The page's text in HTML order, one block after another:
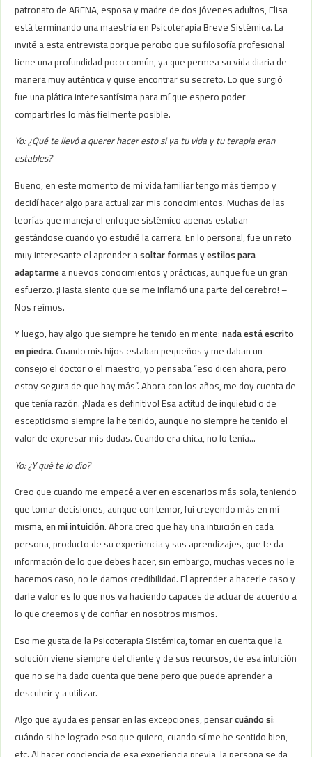
patronato de ARENA, esposa y madre de dos jóvenes adultos, Elisa
está terminando una maestría en Psicoterapia Breve Sistémica. La
invité a esta entrevista porque percibo que su filosofía profesional
tiene una profundidad poco común, ya que permea su vida diaria de
manera muy auténtica y quise encontrar su secreto. Lo que surgió
fue una plática interesantísima para mí que espero poder
compartirles lo más fielmente posible.
Yo: ¿Qué te llevó a querer hacer esto si ya tu vida y tu terapia eran
estables?
Bueno, en este momento de mi vida familiar tengo más tiempo y
decidí hacer algo para actualizar mis conocimientos. Muchas de las
teorías que maneja el enfoque sistémico apenas estaban
gestándose cuando yo estudié la carrera. En lo personal, fue un reto
muy interesante el aprender asoltar formas y estilos para
adaptarme a nuevos conocimientos y prácticas, aunque fue un gran
esfuerzo. ¡Hasta siento que se me inflamó una parte del cerebro! –
Nos reímos.
Y luego, hay algo que siempre he tenido en mente:nada está escrito
en piedra. Cuando mis hijos estaban pequeños y me daban un
consejo el doctor o el maestro, yo pensaba “eso dicen ahora, pero
estoy segura de que hay más”. Ahora con los años, me doy cuenta de
que tenía razón. ¡Nada es definitivo! Esa actitud de inquietud o de
escepticismo siempre la he tenido, aunque no siempre he tenido el
valor de expresar mis dudas. Cuando era chica, no lo tenía…
Yo: ¿Y qué te lo dio?
Creo que cuando me empecé a ver en escenarios más sola, teniendo
que tomar decisiones, aunque con temor, fui creyendo más en mí
misma,en mi intuición. Ahora creo que hay una intuición en cada
persona, producto de su experiencia y sus aprendizajes, que te da
información de lo que debes hacer, sin embargo, muchas veces no le
hacemos caso, no le damos credibilidad. El aprender a hacerle caso y
darle valor es lo que nos va haciendo capaces de actuar de acuerdo a
lo que creemos y de confiar en nosotros mismos.
Eso me gusta de la Psicoterapia Sistémica, tomar en cuenta que la
solución viene siempre del cliente y de sus recursos, de esa intuición
que no se ha dado cuenta que tiene pero que puede aprender a
descubrir y a utilizar.
Algo que ayuda es pensar en las excepciones, pensarcuándo si:
cuándo si he logrado eso que quiero, cuando sí me he sentido bien,